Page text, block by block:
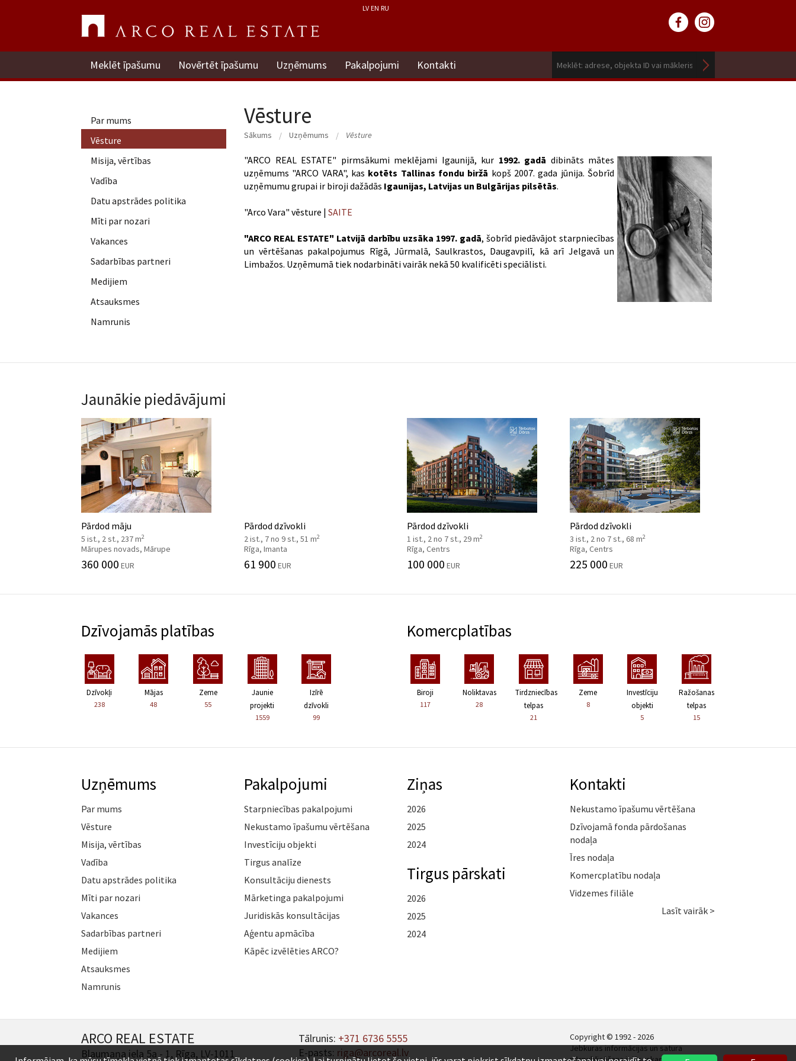
LV EN RU
Meklēt īpašumu Novērtēt īpašumu Uzņēmums Pakalpojumi Kontakti
Par mums
Vēsture
Misija, vērtības
Vadība
Datu apstrādes politika
Mīti par nozari
Vakances
Sadarbības partneri
Medijiem
Atsauksmes
Namrunis
Vēsture
Sākums Uzņēmums Vēsture
"ARCO REAL ESTATE" pirmsākumi meklējami Igaunijā, kur 1992. gadā dibināts mātes
uzņēmums "ARCO VARA", kas kotēts Tallinas fondu biržā kopš 2007. gada jūnija. Šobrīd
uzņēmumu grupai ir biroji dažādās Igaunijas, Latvijas un Bulgārijas pilsētās.
"Arco Vara" vēsture | SAITE
"ARCO REAL ESTATE" Latvijā darbību uzsāka 1997. gadā, šobrīd piedāvājot starpniecības
un vērtēšanas pakalpojumus Rīgā, Jūrmalā, Saulkrastos, Daugavpilī, kā arī Jelgavā un
Limbažos. Uzņēmumā tiek nodarbināti vairāk nekā 50 kvalificēti speciālisti.
Jaunākie piedāvājumi
Pārdod māju
5 ist., 2 st., 237 m2
Mārupes novads, Mārupe
360 000 EUR
Pārdod dzīvokli
2 ist., 7 no 9 st., 51 m2
Rīga, Imanta
61 900 EUR
Pārdod dzīvokli
1 ist., 2 no 7 st., 29 m2
Rīga, Centrs
100 000 EUR
Pārdod dzīvokli
3 ist., 2 no 7 st., 68 m2
Rīga, Centrs
225 000 EUR
Dzīvojamās platības
Dzīvokļi
238
Mājas
48
Zeme
55
Jaunie
projekti
1559
Izīrē
dzīvokli
99
Komercplatības
Biroji
117
Noliktavas
28
Tirdzniecības
telpas
21
Zeme
8
Investīciju
objekti
5
Ražošanas
telpas
15
Uzņēmums
Par mums
Vēsture
Misija, vērtības
Vadība
Datu apstrādes politika
Mīti par nozari
Vakances
Sadarbības partneri
Medijiem
Atsauksmes
Namrunis
Pakalpojumi
Starpniecības pakalpojumi
Nekustamo īpašumu vērtēšana
Investīciju objekti
Tirgus analīze
Konsultāciju dienests
Mārketinga pakalpojumi
Juridiskās konsultācijas
Aģentu apmācība
Kāpēc izvēlēties ARCO?
Ziņas
2026
2025
2024
Tirgus pārskati
2026
2025
2024
Kontakti
Nekustamo īpašumu vērtēšana
Dzīvojamā fonda pārdošanas
nodaļa
Īres nodaļa
Komercplatību nodaļa
Vidzemes filiāle
Lasīt vairāk >
ARCO REAL ESTATE
Blaumaņa iela 5a - 1, Rīga, LV-1011
Tālrunis: +371 6736 5555
E-pasts: riga@arcoreal.lv
Copyright © 1992 - 2026
Jebkuras informācijas un satura